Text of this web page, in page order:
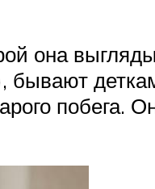
она
бывают
побега.